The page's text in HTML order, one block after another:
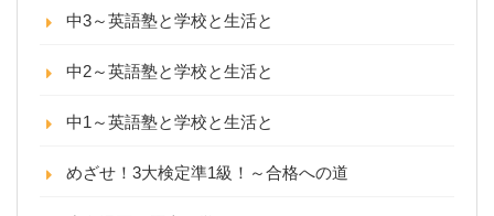
中3～英語塾と学校と生活と
中2～英語塾と学校と生活と
中1～英語塾と学校と生活と
めざせ！3大検定準1級！～合格への道